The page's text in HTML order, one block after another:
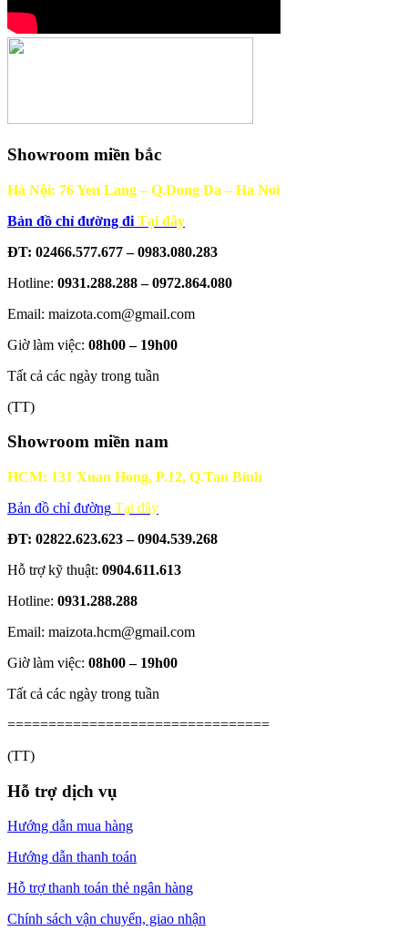
Showroom miền bắc
Hà Nội: 76 Yen Lang – Q.Dong Da – Ha Noi
Bản đồ chỉ đường đi Tại đây
ĐT: 02466.577.677 – 0983.080.283
Hotline: 0931.288.288 – 0972.864.080
Email: maizota.com@gmail.com
Giờ làm việc: 08h00 – 19h00
Tất cả các ngày trong tuần
(TT)
Showroom miền nam
HCM: 131 Xuan Hong, P.12, Q.Tan Binh
Bản đồ chỉ đường Tại đây
ĐT: 02822.623.623 – 0904.539.268
Hỗ trợ kỹ thuật: 0904.611.613
Hotline: 0931.288.288
Email: maizota.hcm@gmail.com
Giờ làm việc: 08h00 – 19h00
Tất cả các ngày trong tuần
================================
(TT)
Hỗ trợ dịch vụ
Hướng dẫn mua hàng
Hướng dẫn thanh toán
Hỗ trợ thanh toán thẻ ngân hàng
Chính sách vận chuyển, giao nhận